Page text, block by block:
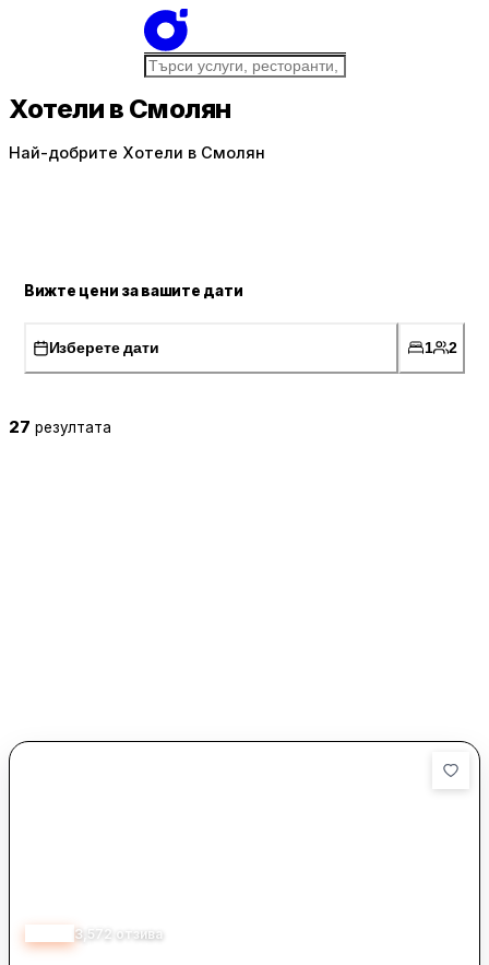
Хотели в Смолян
Най-добрите Хотели в Смолян
Вижте цени за вашите дати
Изберете дати 1 2
27 резултата
3,572 отзива